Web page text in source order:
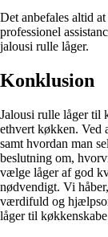
Det anbefales altid
professionel
jalousi rulle låger.
Konklusion
Jalousi rulle låger til
ethvert køkken. Ved
samt hvordan man
beslutning om,
vælge låger af god
nødvendigt. Vi
værdifuld og
låger til